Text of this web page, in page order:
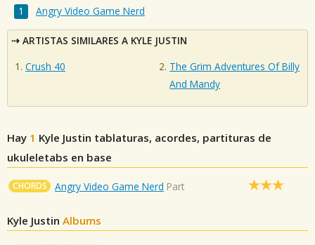
Angry Video Game Nerd
ARTISTAS SIMILARES A KYLE JUSTIN
Crush 40
The Grim Adventures Of Billy
And Mandy
Hay 1 Kyle Justin tablaturas, acordes, partituras de
ukuleletabs en base
CHORDS Angry Video Game Nerd Part
Kyle Justin Albums